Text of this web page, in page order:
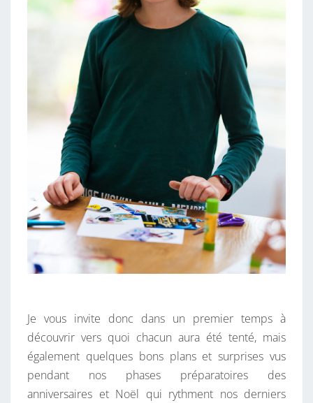
Je vous invite donc dans un premier temps à
découvrir vers quoi chacun aura été tenté, mais
également quelques bons plans et surprises vus
pendant nos phases préparatoires des
anniversaires et Noël qui rythment nos derniers